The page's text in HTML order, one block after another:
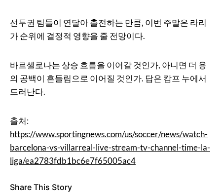
선두권 팀들이 연달아 출전하는 만큼, 이번 주말은 라리
가 순위에 결정적 영향을 줄 전망이다.
바르셀로나는 상승 흐름을 이어갈 것인가, 아니면 더 용
의 공백이 흔들림으로 이어질 것인가. 답은 캄프 누에서
드러난다.
출처:
https://www.sportingnews.com/us/soccer/news/watch-
barcelona-vs-villarreal-live-stream-tv-channel-time-la-
liga/ea2783fdb1bc6e7f65005ac4
Share This Story